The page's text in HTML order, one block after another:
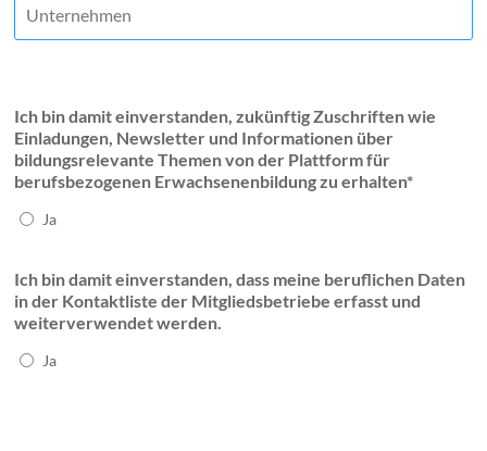
Ich bin damit einverstanden, zukünftig Zuschriften wie
Einladungen, Newsletter und Informationen über
bildungsrelevante Themen von der Plattform für
berufsbezogenen Erwachsenenbildung zu erhalten*
Ja
Ich bin damit einverstanden, dass meine beruflichen Daten
in der Kontaktliste der Mitgliedsbetriebe erfasst und
weiterverwendet werden.
Ja